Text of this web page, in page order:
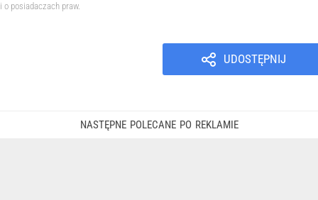
i o posiadaczach praw.
UDOSTĘPNIJ